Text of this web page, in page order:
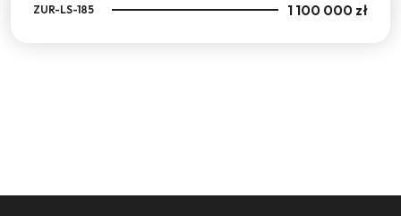
ZUR-LS-185 1 100 000 zł